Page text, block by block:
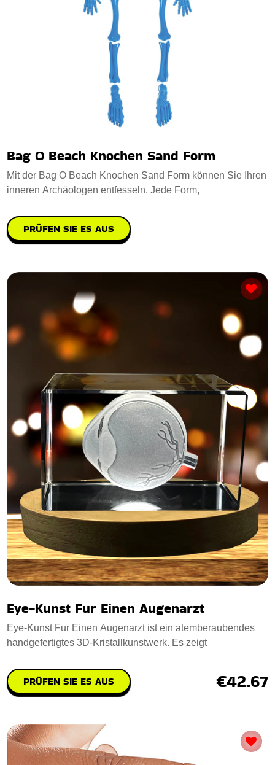
Bag O Beach Knochen Sand Form
Mit der Bag O Beach Knochen Sand Form können Sie Ihren
inneren Archäologen entfesseln. Jede Form,
PRÜFEN SIE ES AUS
Eye-Kunst Fur Einen Augenarzt
Eye-Kunst Fur Einen Augenarzt ist ein atemberaubendes
handgefertigtes 3D-Kristallkunstwerk. Es zeigt
PRÜFEN SIE ES AUS €42.67